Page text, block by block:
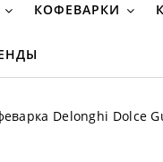
КОФЕВАРКИ
Delonghi Dolce